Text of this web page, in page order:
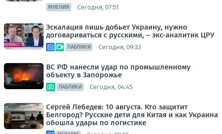
МНЕНИЯ Сегодня, 07:51
Эскалация лишь добьет Украину, нужно
договариваться с русскими, – экс-аналитик ЦРУ
ПАБЛИКИ Сегодня, 09:33
ВС РФ нанесли удар по промышленному
объекту в Запорожье
ПАБЛИКИ Сегодня, 04:45
Сергей Лебедев: 10 августа. Кто защитит
Белгород? Русские дети для Китая и как Украина
обошла удары по логистике